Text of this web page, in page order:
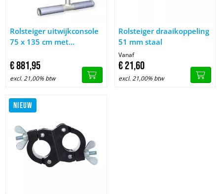
Image Rolsteiger uitwijkconsole 75 x 135 cm met lichtgewicht
Rolsteiger uitwijkconsole
75 x 135 cm met
€881,95
excl. 21,00% btw
Image Rolsteiger
Rolsteiger draaikoppeling
51 mm staal
Vanaf
€21,60
excl. 21,00% btw
NIEUW